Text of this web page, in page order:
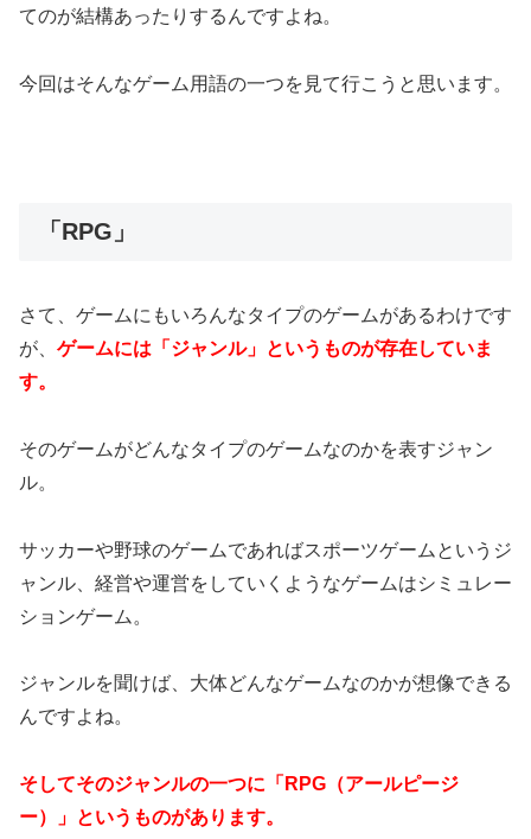
てのが結構あったりするんですよね。
今回はそんなゲーム用語の一つを見て行こうと思います。
「RPG」
さて、ゲームにもいろんなタイプのゲームがあるわけです
が、 ゲームには「ジャンル」というものが存在していま
す。
そのゲームがどんなタイプのゲームなのかを表すジャン
ル。
サッカーや野球のゲームであればスポーツゲームというジ
ャンル、経営や運営をしていくようなゲームはシミュレー
ションゲーム。
ジャンルを聞けば、大体どんなゲームなのかが想像できる
んですよね。
そしてそのジャンルの一つに「RPG（アールピージ
ー）」というものがあります。